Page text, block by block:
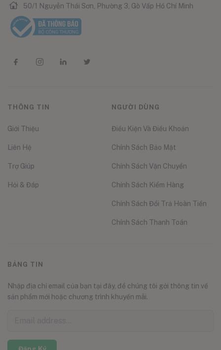
50/1 Nguyễn Thái Sơn, Phường 3, Gò Vấp Hồ Chí Minh
THÔNG TIN
Giới Thiệu
Liên Hệ
Trợ Giúp
Hỏi & Đáp
NGƯỜI DÙNG
Điều Kiện Và Điều Khoản
Chính Sách Bảo Mật
Chính Sách Vận Chuyển
Chính Sách Kiểm Hàng
Chính Sách Đổi Trả Hoàn Tiền
Chính Sách Thanh Toán
BẢNG TIN
Nhập địa chỉ email của bạn tại đây, để chúng tôi gởi thông tin về
sản phẩm mới hoặc chương trình khuyến mãi.